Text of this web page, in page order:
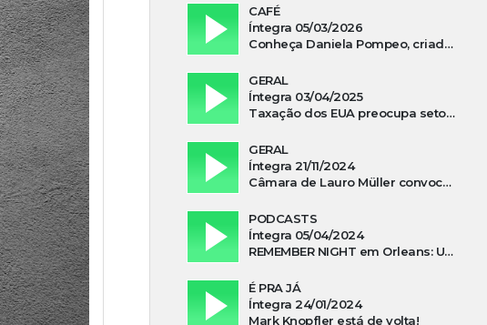
CAFÉ
Íntegra 05/03/2026
Conheça Daniela Pompeo, criadora do podcast “Vivi e Aprendi”, que estreia neste sábado
GERAL
Íntegra 03/04/2025
Taxação dos EUA preocupa setor madeireiro de SC
GERAL
Íntegra 21/11/2024
Câmara de Lauro Müller convoca prefeita para esclarecer falta d’água no Guatá
PODCASTS
Íntegra 05/04/2024
REMEMBER NIGHT em Orleans: Uma noite de tributo ao ABBA e aos anos 80
É PRA JÁ
Íntegra 24/01/2024
Mark Knopfler está de volta!